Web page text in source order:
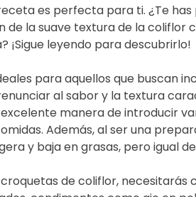
es perfecta para ti. ¿Te
la suave textura de la coliflor
¡Sigue leyendo para descubrirlo!
para aquellos que buscan
al sabor y la textura
manera de introducir
Además, al ser una
y baja en grasas, pero igual
de coliflor, necesitarás